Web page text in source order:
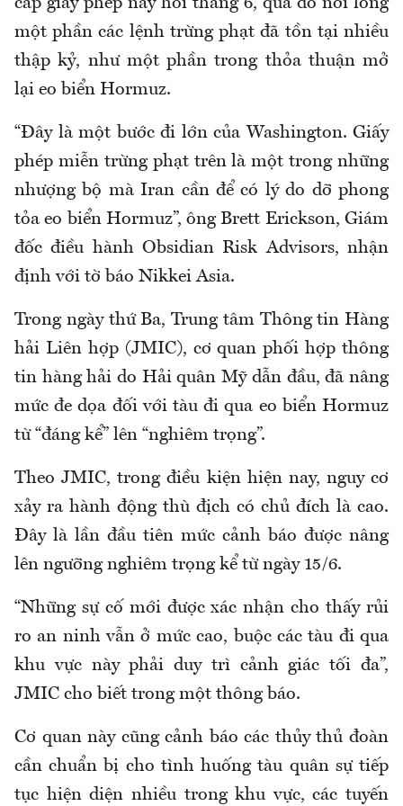
cấp giấy phép này hồi tháng 6, qua đó nới lỏng
một phần các lệnh trừng phạt đã tồn tại nhiều
thập kỷ, như một phần trong thỏa thuận mở
lại eo biển Hormuz.
“Đây là một bước đi lớn của Washington. Giấy
phép miễn trừng phạt trên là một trong những
nhượng bộ mà Iran cần để có lý do dỡ phong
tỏa eo biển Hormuz”, ông Brett Erickson, Giám
đốc điều hành Obsidian Risk Advisors, nhận
định với tờ báo Nikkei Asia.
Trong ngày thứ Ba, Trung tâm Thông tin Hàng
hải Liên hợp (JMIC), cơ quan phối hợp thông
tin hàng hải do Hải quân Mỹ dẫn đầu, đã nâng
mức đe dọa đối với tàu đi qua eo biển Hormuz
từ “đáng kể” lên “nghiêm trọng”.
Theo JMIC, trong điều kiện hiện nay, nguy cơ
xảy ra hành động thù địch có chủ đích là cao.
Đây là lần đầu tiên mức cảnh báo được nâng
lên ngưỡng nghiêm trọng kể từ ngày 15/6.
“Những sự cố mới được xác nhận cho thấy rủi
ro an ninh vẫn ở mức cao, buộc các tàu đi qua
khu vực này phải duy trì cảnh giác tối đa”,
JMIC cho biết trong một thông báo.
Cơ quan này cũng cảnh báo các thủy thủ đoàn
cần chuẩn bị cho tình huống tàu quân sự tiếp
tục hiện diện nhiều trong khu vực, các tuyến